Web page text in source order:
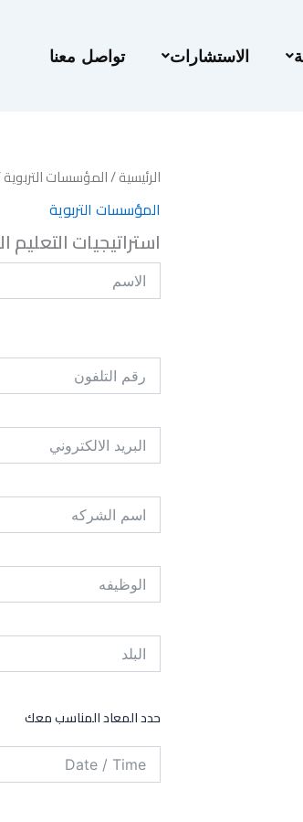
الاستشارات تواصل معنا
الرئيسية/المؤسسات التربوية
المؤسسات التربوية
استراتيجيات التعليم
حدد المعاد المناسب معك